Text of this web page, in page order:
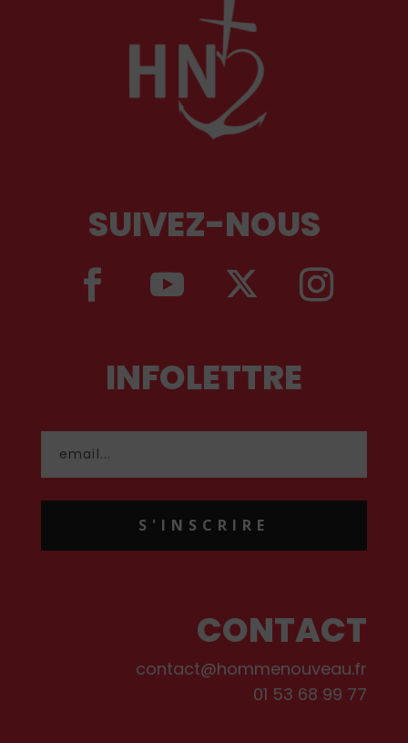
SUIVEZ-NOUS
INFOLETTRE
S'INSCRIRE
CONTACT
contact@hommenouveau.fr
01 53 68 99 77